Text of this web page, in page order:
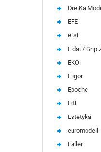
DreiKa
EFE
efsi
Eidai / Grip
EKO
Eligor
Epoche
Ertl
Estetyka
euromodell
Faller